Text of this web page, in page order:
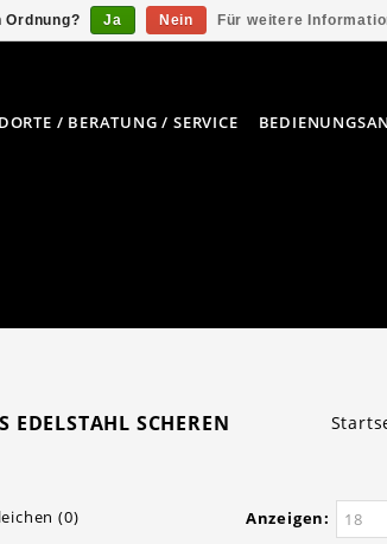
/ BERATUNG / SERVICE
EDELSTAHL SCHEREN
(0) Anzeigen: 18
Ja Nein Für weitere